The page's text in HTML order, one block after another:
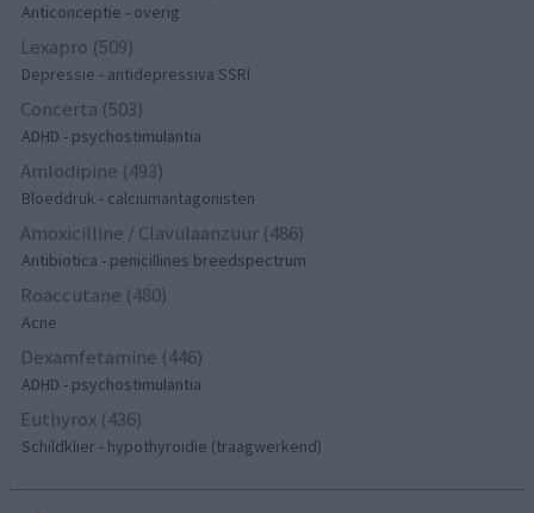
Anticonceptie - overig
Lexapro (509)
Depressie - antidepressiva SSRI
Concerta (503)
ADHD - psychostimulantia
Amlodipine (493)
Bloeddruk - calciumantagonisten
Amoxicilline / Clavulaanzuur (486)
Antibiotica - penicillines breedspectrum
Roaccutane (480)
Acne
Dexamfetamine (446)
ADHD - psychostimulantia
Euthyrox (436)
Schildklier - hypothyroidie (traagwerkend)